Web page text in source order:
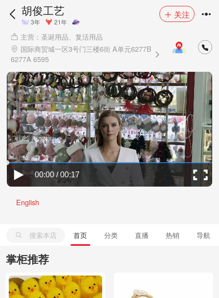
胡俊工艺
3年 21年
关注
主营：圣诞用品、复活用品
6277A 6595
00:00 / 00:17
English
搜索本店 首页 分类 直播 热销 导航
掌柜推荐